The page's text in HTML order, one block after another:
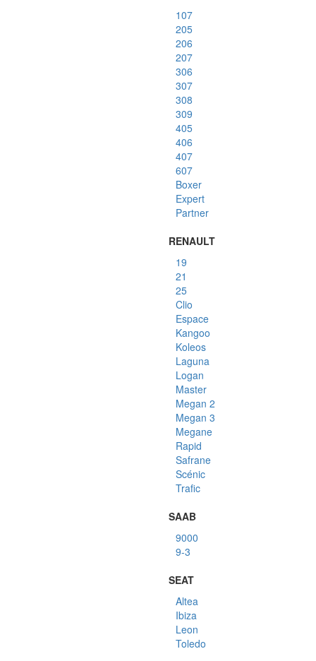
107
205
206
207
306
307
308
309
405
406
407
607
Boxer
Expert
Partner
RENAULT
19
21
25
Clio
Espace
Kangoo
Koleos
Laguna
Logan
Master
Megan 2
Megan 3
Megane
Rapid
Safrane
Scénic
Trafic
SAAB
9000
9-3
SEAT
Altea
Ibiza
Leon
Toledo